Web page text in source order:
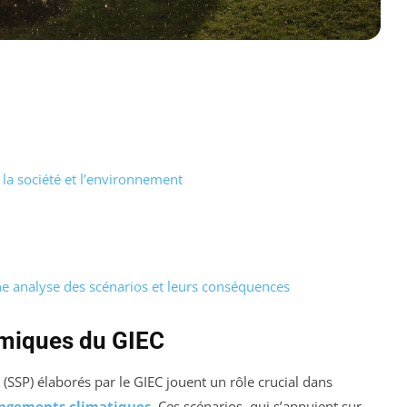
société et l’environnement
des scénarios et leurs conséquences
du GIEC
(SSP) élaborés par le GIEC jouent un rôle crucial dans